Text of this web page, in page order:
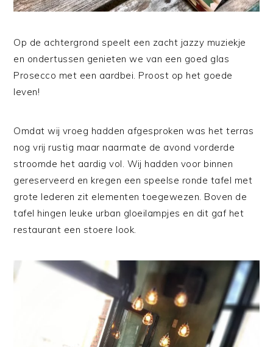
Op de achtergrond speelt een zacht jazzy muziekje
en ondertussen genieten we van een goed glas
Prosecco met een aardbei. Proost op het goede
leven!
Omdat wij vroeg hadden afgesproken was het terras
nog vrij rustig maar naarmate de avond vorderde
stroomde het aardig vol. Wij hadden voor binnen
gereserveerd en kregen een speelse ronde tafel met
grote lederen zit elementen toegewezen. Boven de
tafel hingen leuke urban gloeilampjes en dit gaf het
restaurant een stoere look.